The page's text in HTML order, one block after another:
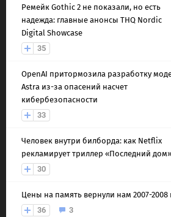
Ремейк Gothic 2 не показали, но есть
надежда: главные анонсы THQ Nordic
Digital Showcase
35
OpenAI притормозила разработку
Astra из-за опасений насчет
кибербезопасности
33
Человек внутри билборда: как Netflix
рекламирует триллер «Последний дом»
30
Цены на память вернули нам 2007-2008
36
3